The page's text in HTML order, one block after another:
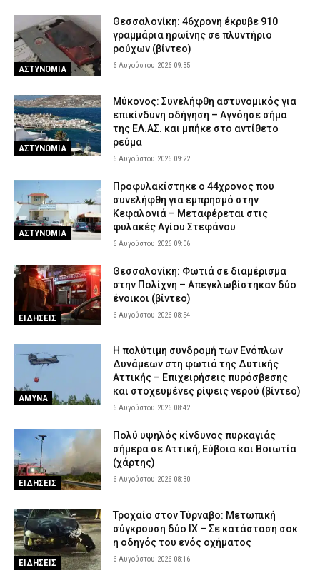
Πυροσβεστική: Συνελήφθησαν επτά άτομα για θερμές
εργασίες, καύσεις και ψησταριές σε Αττική, Πρέβεζα και
Τρίκαλα
ΑΣΤΥΝΟΜΙΑ 5 Αυγούστου 2026 20:32
του ΛΣ Αντιναύαρχο ΛΣ Χρήστο Κοντορουχά»
ΣΩΜΑΤΑ ΑΣΦΑΛΕΙΑΣ 5 Αυγούστου 2026 20:20
Τραγωδία στα Μάλια: Μητέρα από την Ολλανδία έχασε τη ζωή
της σε θαλάσσια εκδρομή – Σοκ για τα τρία παιδιά της
ΕΙΔΗΣΕΙΣ 5 Αυγούστου 2026 20:08
Θεσσαλονίκη: Προφυλακίστηκε… από το νοσοκομείο ο ένας εκ
των τριών της σπείρας των μετασχηματιστών
ΔΙΚΑΙΟΣΥΝΗ 5 Αυγούστου 2026 19:55
ΑΣΤΥΝΟΜΙΑ
Θεσσαλονίκη: 46χρονη έκρυβε 910
γραμμάρια ηρωίνης σε πλυντήριο
ρούχων (βίντεο)
6 Αυγούστου 2026 09:35
ΑΣΤΥΝΟΜΙΑ
Μύκονος: Συνελήφθη αστυνομικός για
επικίνδυνη οδήγηση – Αγνόησε σήμα
της ΕΛ.ΑΣ. και μπήκε στο αντίθετο
ρεύμα
6 Αυγούστου 2026 09:22
ΑΣΤΥΝΟΜΙΑ
Προφυλακίστηκε ο 44χρονος που
συνελήφθη για εμπρησμό στην
Κεφαλονιά – Μεταφέρεται στις
φυλακές Αγίου Στεφάνου
6 Αυγούστου 2026 09:06
ΕΙΔΗΣΕΙΣ
Θεσσαλονίκη: Φωτιά σε διαμέρισμα
στην Πολίχνη – Απεγκλωβίστηκαν δύο
ένοικοι (βίντεο)
6 Αυγούστου 2026 08:54
ΑΜΥΝΑ
H πολύτιμη συνδρομή των Ενόπλων
Δυνάμεων στη φωτιά της Δυτικής
Αττικής – Επιχειρήσεις πυρόσβεσης
και στοχευμένες ρίψεις νερού (βίντεο)
6 Αυγούστου 2026 08:42
ΕΙΔΗΣΕΙΣ
Πολύ υψηλός κίνδυνος πυρκαγιάς
σήμερα σε Αττική, Εύβοια και Βοιωτία
(χάρτης)
6 Αυγούστου 2026 08:30
ΕΙΔΗΣΕΙΣ
Τροχαίο στον Τύρναβο: Μετωπική
σύγκρουση δύο ΙΧ – Σε κατάσταση σοκ
η οδηγός του ενός οχήματος
6 Αυγούστου 2026 08:16